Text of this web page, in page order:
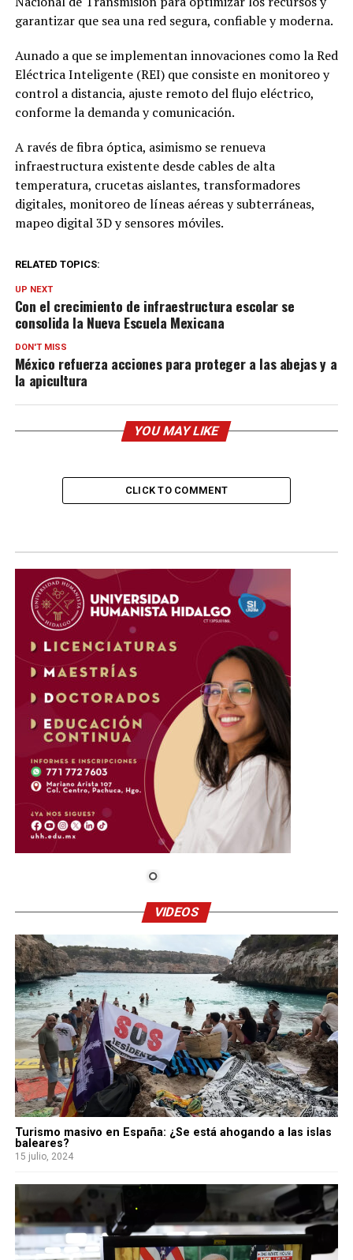
garantizar que sea una red segura, confiable y moderna.
Aunado a que se implementan innovaciones como la Red
Eléctrica Inteligente (REI) que consiste en monitoreo y
control a distancia, ajuste remoto del flujo eléctrico,
conforme la demanda y comunicación.
A ravés de fibra óptica, asimismo se renueva
infraestructura existente desde cables de alta
temperatura, crucetas aislantes, transformadores
digitales, monitoreo de líneas aéreas y subterráneas,
mapeo digital 3D y sensores móviles.
RELATED TOPICS:
UP NEXT
Con el crecimiento de infraestructura escolar se
consolida la Nueva Escuela Mexicana
DON'T MISS
México refuerza acciones para proteger a las abejas y a
la apicultura
YOU MAY LIKE
CLICK TO COMMENT
VIDEOS
Turismo masivo en España: ¿Se está ahogando a las islas
baleares?
15 julio, 2024